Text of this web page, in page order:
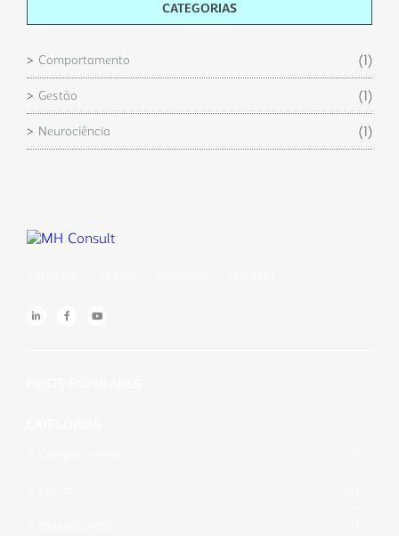
CATEGORIAS
Comportamento (1)
Gestão (1)
Neurociência (1)